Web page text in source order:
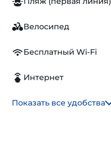
Велосипед
Бесплатный Wi-Fi
Интернет
Показать все удобства